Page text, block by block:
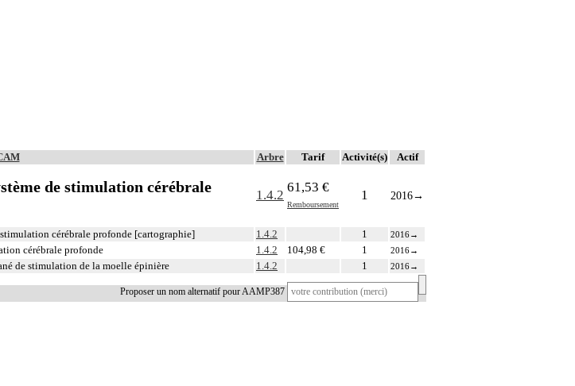
Arbre Tarif Activité(s) Actif
de stimulation cérébrale
1.4.2
61,53 €
Remboursement
1 2016→
cérébrale profonde [cartographie] 1.4.2 1 2016→
cérébrale profonde 1.4.2 104,98 € 1 2016→
de stimulation de la moelle épinière 1.4.2 1 2016→
Proposer un nom alternatif pour AAMP387